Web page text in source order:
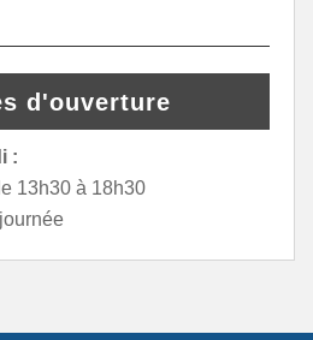
d'ouverture
:
13h30 à 18h30